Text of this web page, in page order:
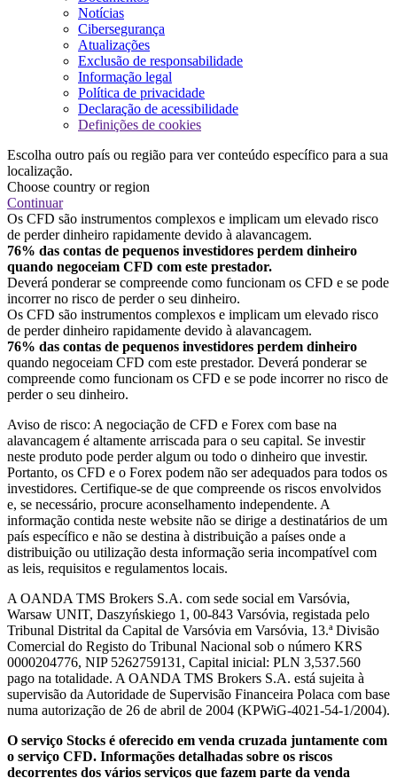
Notícias
Cibersegurança
Atualizações
Exclusão de responsabilidade
Informação legal
Política de privacidade
Declaração de acessibilidade
Definições de cookies
Escolha outro país ou região para ver conteúdo específico para a sua
localização.
Choose country or region
Continuar
Os CFD são instrumentos complexos e implicam um elevado risco
de perder dinheiro rapidamente devido à alavancagem.
76% das contas de pequenos investidores perdem dinheiro
quando negoceiam CFD com este prestador.
Deverá ponderar se compreende como funcionam os CFD e se pode
incorrer no risco de perder o seu dinheiro.
Os CFD são instrumentos complexos e implicam um elevado risco
de perder dinheiro rapidamente devido à alavancagem.
76% das contas de pequenos investidores perdem dinheiro
quando negoceiam CFD com este prestador. Deverá ponderar se
compreende como funcionam os CFD e se pode incorrer no risco de
perder o seu dinheiro.
Aviso de risco: A negociação de CFD e Forex com base na
alavancagem é altamente arriscada para o seu capital. Se investir
neste produto pode perder algum ou todo o dinheiro que investir.
Portanto, os CFD e o Forex podem não ser adequados para todos os
investidores. Certifique-se de que compreende os riscos envolvidos
e, se necessário, procure aconselhamento independente. A
informação contida neste website não se dirige a destinatários de um
país específico e não se destina à distribuição a países onde a
distribuição ou utilização desta informação seria incompatível com
as leis, requisitos e regulamentos locais.
A OANDA TMS Brokers S.A. com sede social em Varsóvia,
Warsaw UNIT, Daszyńskiego 1, 00-843 Varsóvia, registada pelo
Tribunal Distrital da Capital de Varsóvia em Varsóvia, 13.ª Divisão
Comercial do Registo do Tribunal Nacional sob o número KRS
0000204776, NIP 5262759131, Capital inicial: PLN 3,537.560
pago na totalidade. A OANDA TMS Brokers S.A. está sujeita à
supervisão da Autoridade de Supervisão Financeira Polaca com base
numa autorização de 26 de abril de 2004 (KPWiG-4021-54-1/2004).
O serviço Stocks é oferecido em venda cruzada juntamente com
o serviço CFD. Informações detalhadas sobre os riscos
decorrentes dos vários serviços que fazem parte da venda